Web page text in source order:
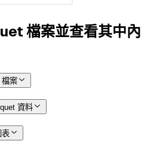
檔案並查看其中內
檔案
資料
表